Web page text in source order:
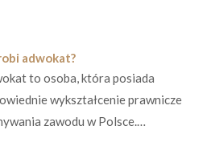
adwokat?
to osoba, która posiada
wykształcenie prawnicze
zawodu w Polsce.…